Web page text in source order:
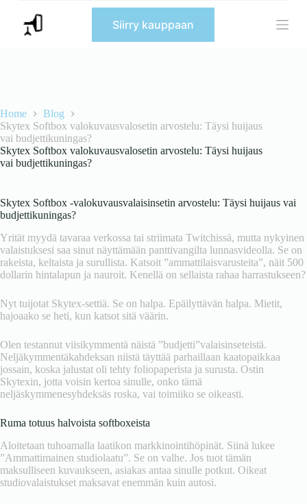
n
t
e
n
t
Siirry kauppaan
Home
Blog
Skytex Softbox valokuvausvalosetin arvostelu: Täysi huijaus
vai budjettikuningas?
Skytex Softbox valokuvausvalosetin arvostelu: Täysi huijaus
vai budjettikuningas?
Skytex Softbox -valokuvausvalaisinsetin arvostelu: Täysi huijaus vai
budjettikuningas?
Yrität myydä tavaraa verkossa tai striimata Twitchissä, mutta nykyinen
valaistuksesi saa sinut näyttämään panttivangilta lunnasvideolla. Se on
rakeista, keltaista ja surullista. Katsoit ”ammattilaisvarusteita”, näit 500
dollarin hintalapun ja nauroit. Kenellä on sellaista rahaa harrastukseen?
Nyt tuijotat Skytex-settiä. Se on halpa. Epäilyttävän halpa. Mietit,
hajoaako se heti, kun katsot sitä väärin.
Olen testannut viisikymmentä näistä ”budjetti”valaisinseteistä.
Neljäkymmentäkahdeksan niistä täyttää parhaillaan kaatopaikkaa
jossain, koska jalustat oli tehty foliopaperista ja surusta. Ostin
Skytexin, jotta voisin kertoa sinulle, onko tämä
neljäskymmenesyhdeksäs roska, vai toimiiko se oikeasti.
Ruma totuus halvoista softboxeista
Aloitetaan tuhoamalla laatikon markkinointihöpinät. Siinä lukee
”Ammattimainen studiolaatu”. Se on valhe. Jos tuot tämän
maksulliseen kuvaukseen, asiakas antaa sinulle potkut. Oikeat
studiovalaistukset maksavat enemmän kuin autosi.